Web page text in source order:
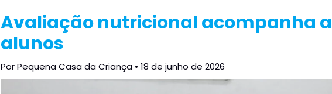
Avaliação nutricional acompanha
alunos
PorPequena Casa da Criança • 18 de junho de 2026